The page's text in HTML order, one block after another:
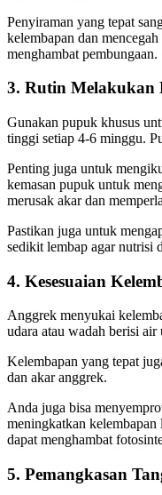
Penyiraman yang tepat
kelembapan dan
menghambat pembungaan.
3. Rutin Melakukan
Gunakan pupuk khusus
tinggi setiap 4-6 minggu.
Penting juga untuk
kemasan pupuk untuk
merusak akar dan
Pastikan juga untuk
sedikit lembap agar nutrisi
4. Kesesuaian
Anggrek menyukai
udara atau wadah berisi
Kelembapan yang tepat
dan akar anggrek.
Anda juga bisa
meningkatkan
dapat menghambat
5. Pemangkasan